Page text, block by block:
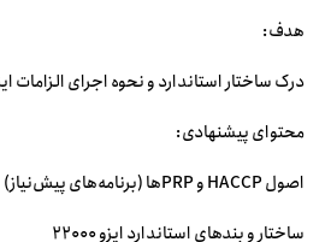
هدف:
درک ساختار استاندارد و نحوه اجرای الزامات ایزو
محتوای پیشنهادی:
اصول HACCP و PRPها (برنامه‌های پیش‌نیاز)
ساختار و بندهای استاندارد ایزو ۲۲۰۰۰